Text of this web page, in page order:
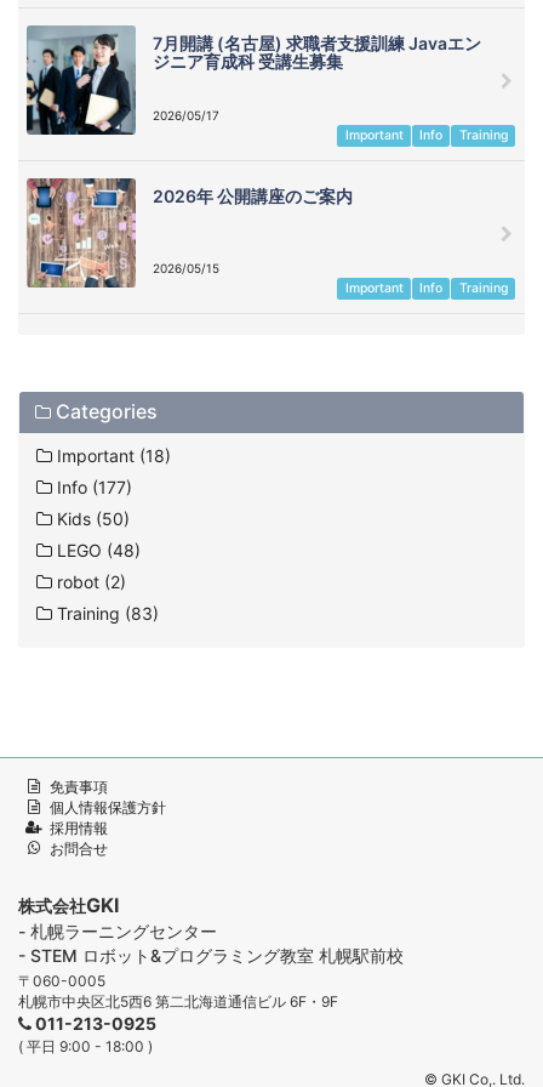
7月開講 (名古屋) 求職者支援訓練 Javaエン
ジニア育成科 受講生募集
2026/05/17
Important Info Training
2026年 公開講座のご案内
2026/05/15
Important Info Training
Categories
Important (18)
Info (177)
Kids (50)
LEGO (48)
robot (2)
Training (83)
免責事項
個人情報保護方針
採用情報
お問合せ
株式会社GKI
- 札幌ラーニングセンター
- STEM ロボット&プログラミング教室 札幌駅前校
〒060-0005
札幌市中央区北5西6 第二北海道通信ビル 6F・9F
011-213-0925
( 平日 9:00 - 18:00 )
© GKI Co,. Ltd.